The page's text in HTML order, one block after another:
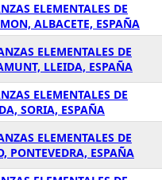
ELEMENTALES DE
ALBACETE, ESPAÑA
ELEMENTALES DE
LLEIDA, ESPAÑA
ELEMENTALES DE
SORIA, ESPAÑA
ELEMENTALES DE
PONTEVEDRA, ESPAÑA